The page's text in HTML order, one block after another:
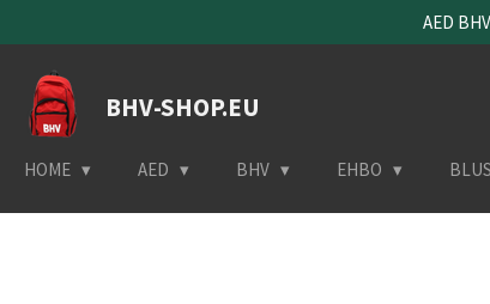
direct
naar
hoofdinhoud
AED
BHV-SHOP.EU
HOME AED BHV EHBO